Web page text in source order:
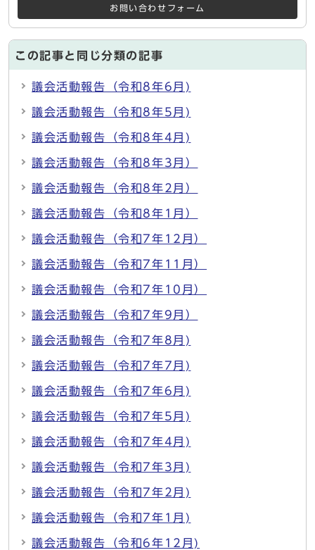
お問い合わせフォーム
この記事と同じ分類の記事
議会活動報告（令和8年6月)
議会活動報告（令和8年5月)
議会活動報告（令和8年4月)
議会活動報告（令和8年3月）
議会活動報告（令和8年2月）
議会活動報告（令和8年1月）
議会活動報告（令和7年12月）
議会活動報告（令和7年11月）
議会活動報告（令和7年10月）
議会活動報告（令和7年9月）
議会活動報告（令和7年8月)
議会活動報告（令和7年7月)
議会活動報告（令和7年6月)
議会活動報告（令和7年5月)
議会活動報告（令和7年4月)
議会活動報告（令和7年3月)
議会活動報告（令和7年2月)
議会活動報告（令和7年1月)
議会活動報告（令和6年12月)